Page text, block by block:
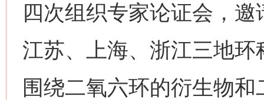
四次组织专家论证会，
江苏、上海、浙江三地
围绕二氧六环的衍生物